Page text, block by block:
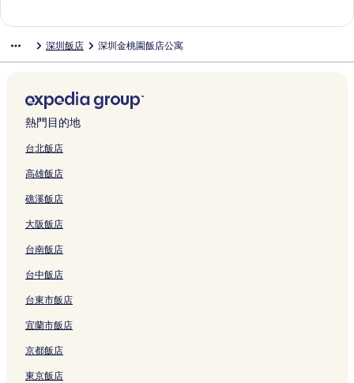
r
連
結
I
的
連
結
連
結
的
連
a
結
i
a
y
S
t
t
o
n
&
L
o
i
e
M
e
t
r
o
l
的
連
結
h
j
i
u
d
a
的
連
結
a
a
o
y
u
n
r
a
n
c
的
結
l
t
e
l
的
結
l
x
h
i
b
t
o
n
&
C
n
e
n
t
i
o
n
z
n
Q
i
a
h
i
的
連
結
e
i
e
w
H
s
e
l
的
連
h
z
h
e
n
連
M
a
i
o
t
t
h
n
z
h
e
B
o
'
A
n
的
連
h
z
h
e
n
連
T
g
H
o
t
l
連
結
l
結
n
x
p
r
e
s
h
e
n
z
e
N
o
r
t
h
S
e
i
f
e
H
m
A
p
a
r
m
n
t
(
S
h
e
深圳飯店 深圳金桃園飯店公寓
熱門目的地
台北飯店
高雄飯店
礁溪飯店
大阪飯店
台南飯店
台中飯店
台東市飯店
宜蘭市飯店
京都飯店
東京飯店